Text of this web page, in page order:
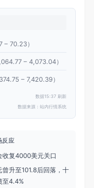
– 70.23）
– 4,073.04）
– 7,420.39）
数据15:37 刷新
数据来源：站内行情系统
反应
收复4000美元关口
曾升至101.8后回落，十
至4.4%